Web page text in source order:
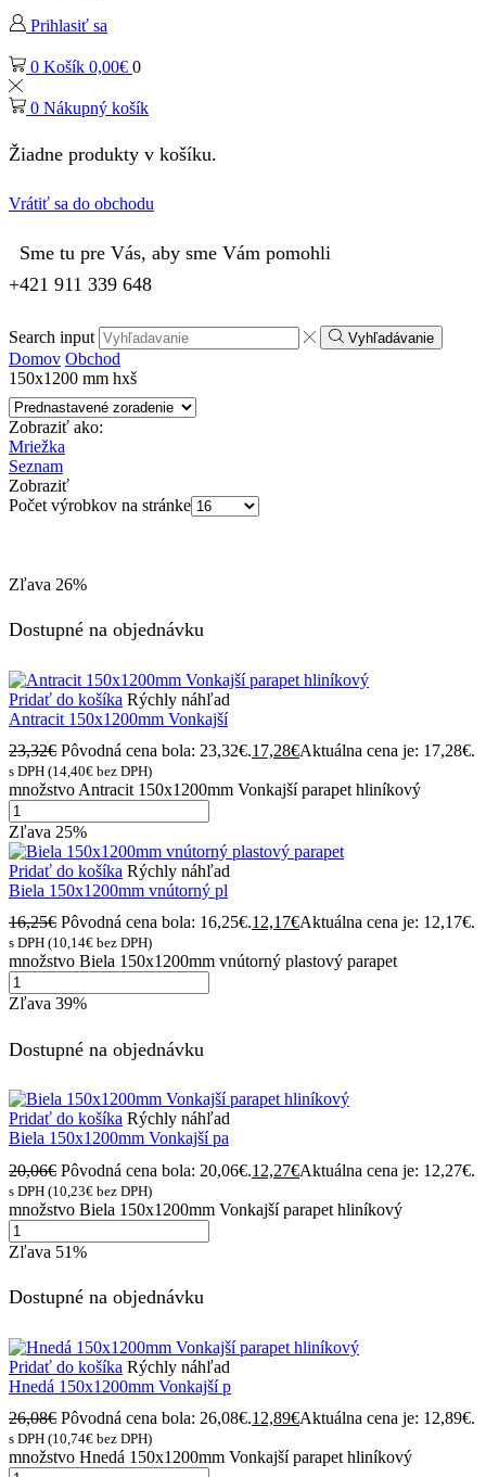
Prihlasiť sa
0 Košík 0,00€ 0
0 Nákupný košík
Žiadne produkty v košíku.
Vrátiť sa do obchodu
Sme tu pre Vás, aby sme Vám pomohli
+421 911 339 648
Search input Vyhľadávanie
Domov Obchod
150x1200 mm hxš
Zobraziť ako:
Mriežka
Seznam
Zobraziť
Počet výrobkov na stránke
Zľava 26%
Dostupné na objednávku
Pridať do košíka Rýchly náhľad
Antracit 150x1200mm Vonkajší
23,32€ Pôvodná cena bola: 23,32€.17,28€Aktuálna cena je: 17,28€.
s DPH (14,40€ bez DPH)
množstvo Antracit 150x1200mm Vonkajší parapet hliníkový
Zľava 25%
Pridať do košíka Rýchly náhľad
Biela 150x1200mm vnútorný pl
16,25€ Pôvodná cena bola: 16,25€.12,17€Aktuálna cena je: 12,17€.
s DPH (10,14€ bez DPH)
množstvo Biela 150x1200mm vnútorný plastový parapet
Zľava 39%
Dostupné na objednávku
Pridať do košíka Rýchly náhľad
Biela 150x1200mm Vonkajší pa
20,06€ Pôvodná cena bola: 20,06€.12,27€Aktuálna cena je: 12,27€.
s DPH (10,23€ bez DPH)
množstvo Biela 150x1200mm Vonkajší parapet hliníkový
Zľava 51%
Dostupné na objednávku
Pridať do košíka Rýchly náhľad
Hnedá 150x1200mm Vonkajší p
26,08€ Pôvodná cena bola: 26,08€.12,89€Aktuálna cena je: 12,89€.
s DPH (10,74€ bez DPH)
množstvo Hnedá 150x1200mm Vonkajší parapet hliníkový